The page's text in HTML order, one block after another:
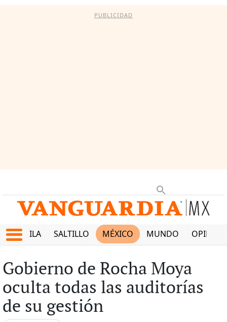
PUBLICIDAD
COAHUILA SALTILLO MÉXICO MUNDO OPINIÓN
Gobierno de Rocha Moya
oculta todas las auditorías
de su gestión